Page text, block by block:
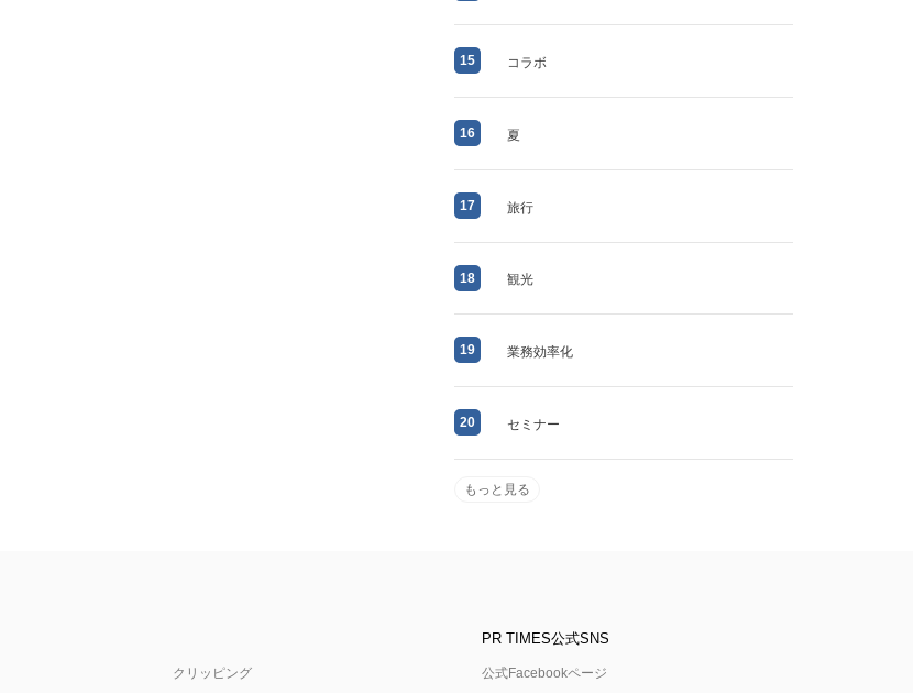
15 コラボ
16 夏
17 旅行
18 観光
19 業務効率化
20 セミナー
もっと見る
クリッピング
PR TIMES公式SNS
公式Facebookページ